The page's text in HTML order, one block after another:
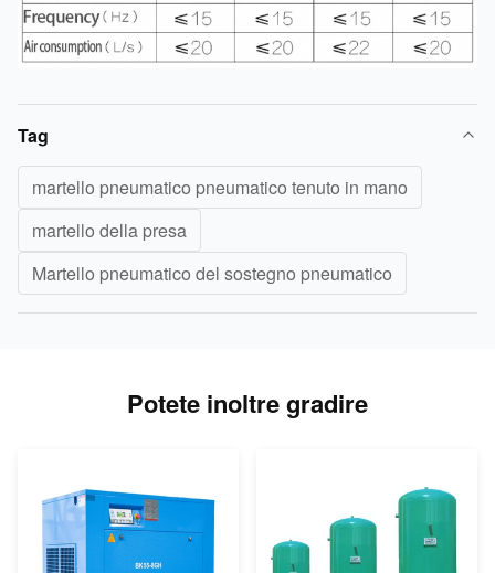
Tag
martello pneumatico pneumatico tenuto in mano
martello della presa
Martello pneumatico del sostegno pneumatico
Potete inoltre gradire